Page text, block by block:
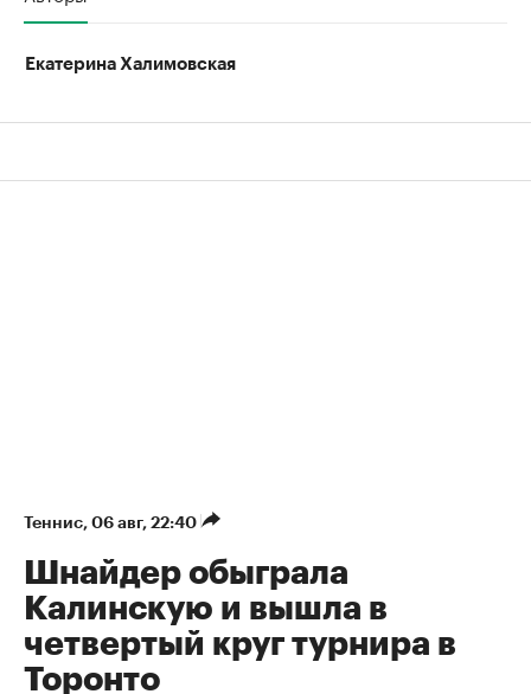
Екатерина Халимовская
Теннис 06 авг, 22:40
Шнайдер обыграла
Калинскую и вышла в
четвертый круг турнира в
Торонто